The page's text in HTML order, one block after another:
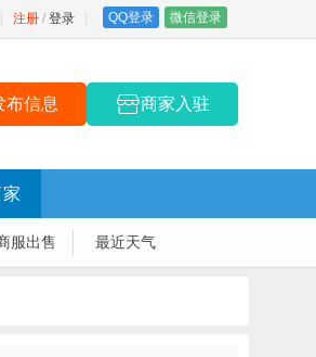
注册 / 登录 QQ登录 微信登录
布信息 商家入驻
服出售 最近天气